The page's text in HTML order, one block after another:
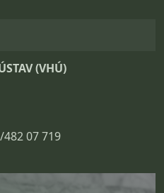
(VHÚ)
482 07 719